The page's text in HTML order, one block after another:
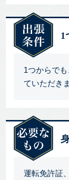
1
1つからで
ていただき
運転免許証